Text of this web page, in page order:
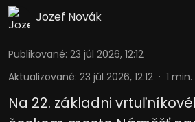
Jozef Novák
Publikované: 23 júl 2026, 12:12
Aktualizované: 23 júl 2026, 12:12 1
Na 22. základni